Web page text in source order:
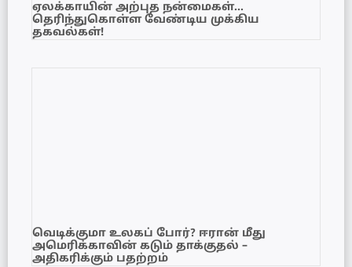
ஏலக்காயின் அற்புத நன்மைகள்…
தெரிந்துகொள்ள வேண்டிய முக்கிய
தகவல்கள்!
வெடிக்குமா உலகப் போர்? ஈரான் மீது
அமெரிக்காவின் கடும் தாக்குதல் –
அதிகரிக்கும் பதற்றம்